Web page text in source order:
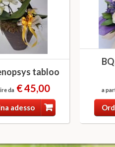
tabloo
da € 45,00
adesso
a